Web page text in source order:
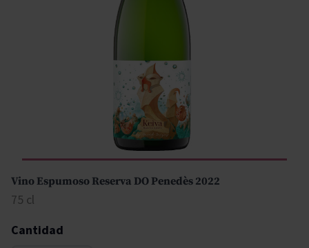
Vino Espumoso Reserva DO Penedès 2022
75 cl
Cantidad